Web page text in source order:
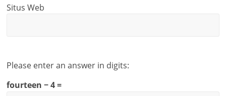
Situs Web
Please enter an answer in digits:
fourteen − 4 =